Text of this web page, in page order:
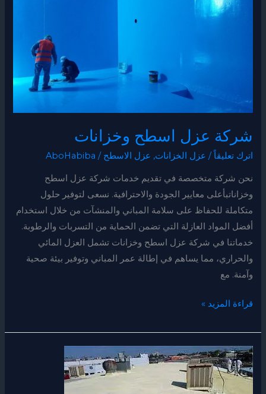
شركة عزل اسطح وخزانات
اترك تعليقاً / عزل الخزانات, عزل الاسطح /
AboHabiba
نحن شركة متخصصة في تقديم خدمات شركة عزل اسطح
وخزاناتبأعلى معايير الجودة والاحترافية. نسعى لتوفير حلول
متكاملة للحفاظ على سلامة المباني والمنشآت من خلال استخدام
أفضل المواد العازلة التي تضمن الحماية من التسربات والرطوبة.
خدماتنا في شركة عزل اسطح وخزانات تشمل العزل المائي
والحراري، مما يساهم في إطالة عمر المباني وتوفير بيئة صحية
وآمنة. مع
اسطح
قراءة المزيد »
أفضل
طرق
العزل